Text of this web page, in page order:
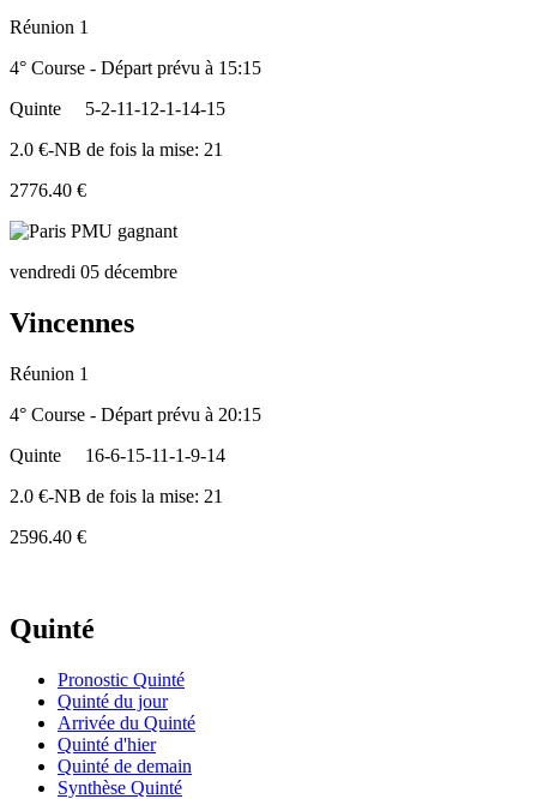
Réunion 1
4° Course - Départ prévu à 15:15
Quinte
5-2-11-12-1-14-15
2.0 €-NB de fois la mise: 21
2776.40 €
vendredi 05 décembre
Vincennes
Réunion 1
4° Course - Départ prévu à 20:15
Quinte
16-6-15-11-1-9-14
2.0 €-NB de fois la mise: 21
2596.40 €
Quinté
Pronostic Quinté
Quinté du jour
Arrivée du Quinté
Quinté d'hier
Quinté de demain
Synthèse Quinté